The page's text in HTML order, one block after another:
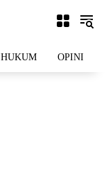
HUKUM OPINI